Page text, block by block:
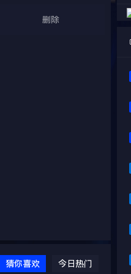
删除
猜你喜欢 今日热门